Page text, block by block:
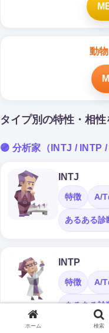
動
タイプ別の特性・相
🟣 分析家（INTJ / INTP /
INTJ
特徴 A/
あるある診
INTP
特徴 A/
あるある診
ホーム 検索